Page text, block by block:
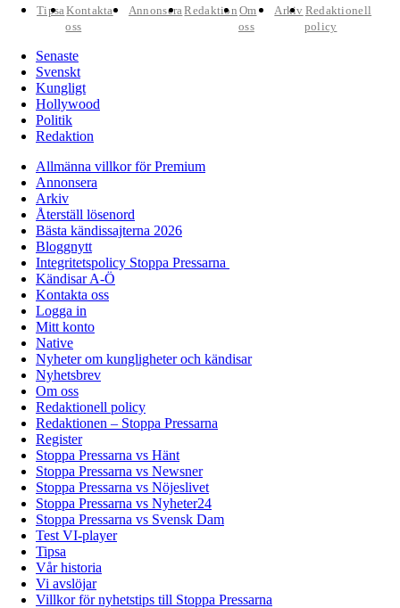
TipsaKontakta
oss
AnnonseraRedaktion Om
oss
Arkiv Redaktionell
policy
Senaste
Svenskt
Kungligt
Hollywood
Politik
Redaktion
Allmänna villkor för Premium
Annonsera
Arkiv
Återställ lösenord
Bästa kändissajterna 2026
Bloggnytt
Integritetspolicy Stoppa Pressarna
Kändisar A-Ö
Kontakta oss
Logga in
Mitt konto
Native
Nyheter om kungligheter och kändisar
Nyhetsbrev
Om oss
Redaktionell policy
Redaktionen – Stoppa Pressarna
Register
Stoppa Pressarna vs Hänt
Stoppa Pressarna vs Newsner
Stoppa Pressarna vs Nöjeslivet
Stoppa Pressarna vs Nyheter24
Stoppa Pressarna vs Svensk Dam
Test VI-player
Tipsa
Vår historia
Vi avslöjar
Villkor för nyhetstips till Stoppa Pressarna